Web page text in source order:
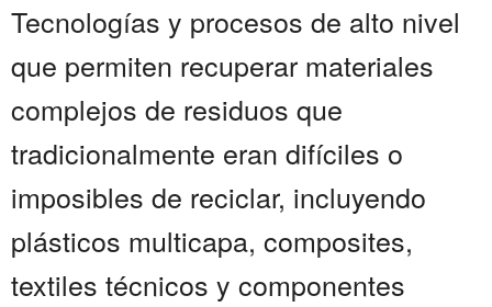
Tecnologías y procesos de alto nivel
que permiten recuperar materiales
complejos de residuos que
tradicionalmente eran difíciles o
imposibles de reciclar, incluyendo
plásticos multicapa, composites,
textiles técnicos y componentes